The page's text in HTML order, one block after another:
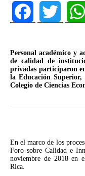
Personal académico y
de calidad de
privadas participaron
la Educación
Colegio de Ciencias
En el marco de los
Foro sobre Calidad e
noviembre de 2018 en
Rica.